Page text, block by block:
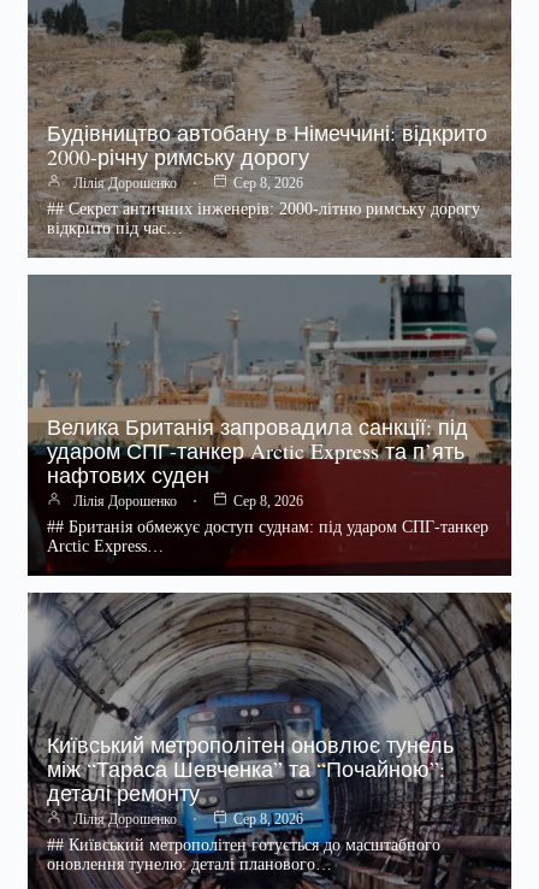
Будівництво автобану в Німеччині: відкрито
2000-річну римську дорогу
Лілія Дорошенко Сер 8, 2026
## Секрет античних інженерів: 2000-літню римську дорогу
відкрито під час…
Велика Британія запровадила санкції: під
ударом СПГ-танкер Arctic Express та п’ять
нафтових суден
Лілія Дорошенко Сер 8, 2026
## Британія обмежує доступ суднам: під ударом СПГ-танкер
Arctic Express…
Київський метрополітен оновлює тунель
між “Тараса Шевченка” та “Почайною”:
деталі ремонту
Лілія Дорошенко Сер 8, 2026
## Київський метрополітен готується до масштабного
оновлення тунелю: деталі планового…